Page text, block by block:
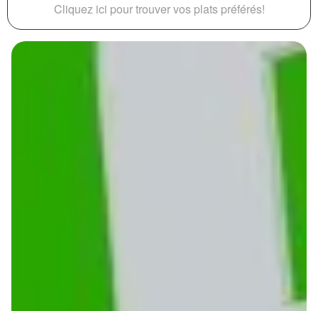
Cliquez ici pour trouver vos plats préférés!